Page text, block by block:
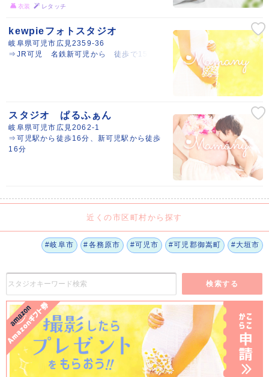
衣装 レタッチ
kewpieフォトスタジオ
岐阜県可児市広見2359-36
⇒JR可児 名鉄新可児から 徒歩で15分
スタジオ ぱるふぁん
岐阜県可児市広見2062-1
⇒可児駅から徒歩16分、新可児駅から徒歩
16分
近くの市区町村から探す
#岐阜市 #各務原市 #可児市 #可児郡御嵩町 #大垣市
検索する